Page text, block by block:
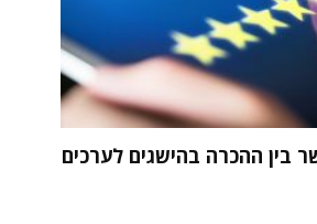
בין ההכרה בהישגים לערכים